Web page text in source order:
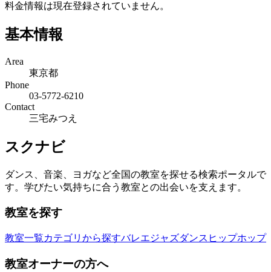
料金情報は現在登録されていません。
基本情報
Area
東京都
Phone
03-5772-6210
Contact
三宅みつえ
スクナビ
ダンス、音楽、ヨガなど全国の教室を探せる検索ポータルで
す。学びたい気持ちに合う教室との出会いを支えます。
教室を探す
教室一覧カテゴリから探すバレエジャズダンス ヒップホップ
教室オーナーの方へ